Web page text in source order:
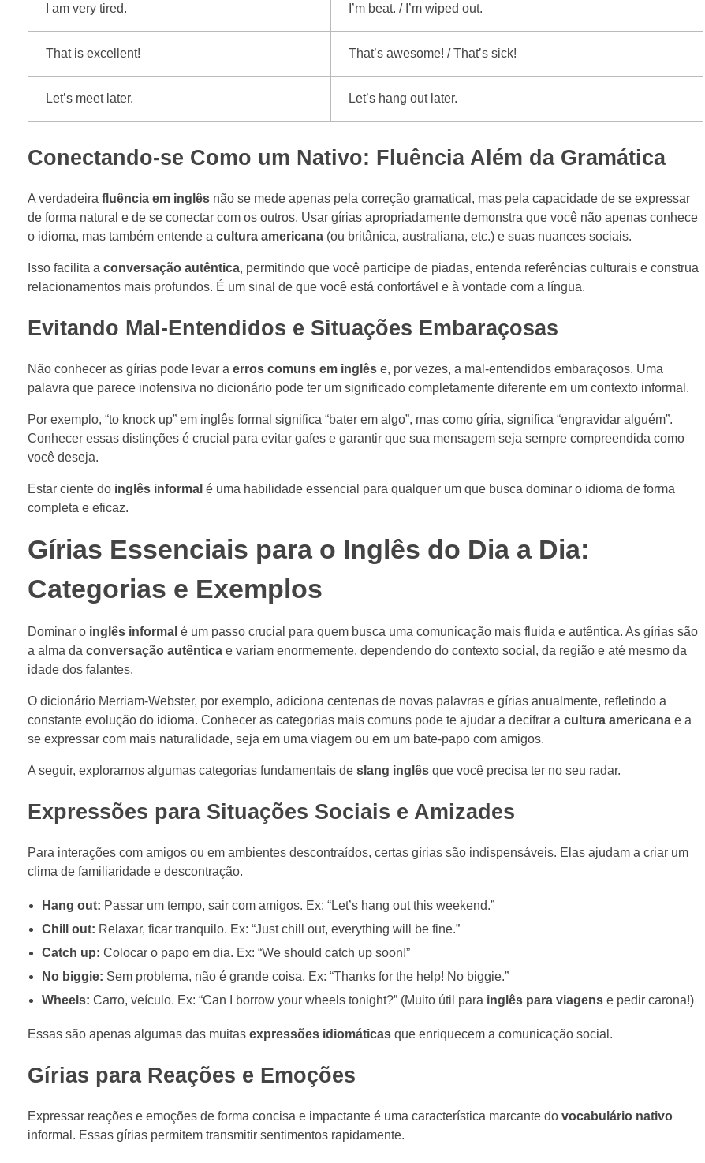
I am very tired. I’m beat. / I’m wiped out.
That is excellent! That’s awesome! / That’s sick!
Let’s meet later. Let’s hang out later.
Conectando-se Como um Nativo: Fluência Além da Gramática
A verdadeira fluência em inglês não se mede apenas pela correção gramatical, mas pela capacidade de se expressar
de forma natural e de se conectar com os outros. Usar gírias apropriadamente demonstra que você não apenas conhece
o idioma, mas também entende a cultura americana (ou britânica, australiana, etc.) e suas nuances sociais.
Isso facilita a conversação autêntica, permitindo que você participe de piadas, entenda referências culturais e construa
relacionamentos mais profundos. É um sinal de que você está confortável e à vontade com a língua.
Evitando Mal-Entendidos e Situações Embaraçosas
Não conhecer as gírias pode levar a erros comuns em inglês e, por vezes, a mal-entendidos embaraçosos. Uma
palavra que parece inofensiva no dicionário pode ter um significado completamente diferente em um contexto informal.
Por exemplo, “to knock up” em inglês formal significa “bater em algo”, mas como gíria, significa “engravidar alguém”.
Conhecer essas distinções é crucial para evitar gafes e garantir que sua mensagem seja sempre compreendida como
você deseja.
Estar ciente do inglês informal é uma habilidade essencial para qualquer um que busca dominar o idioma de forma
completa e eficaz.
Gírias Essenciais para o Inglês do Dia a Dia:
Categorias e Exemplos
Dominar o inglês informal é um passo crucial para quem busca uma comunicação mais fluida e autêntica. As gírias são
a alma da conversação autêntica e variam enormemente, dependendo do contexto social, da região e até mesmo da
idade dos falantes.
O dicionário Merriam-Webster, por exemplo, adiciona centenas de novas palavras e gírias anualmente, refletindo a
constante evolução do idioma. Conhecer as categorias mais comuns pode te ajudar a decifrar a cultura americana e a
se expressar com mais naturalidade, seja em uma viagem ou em um bate-papo com amigos.
A seguir, exploramos algumas categorias fundamentais de slang inglês que você precisa ter no seu radar.
Expressões para Situações Sociais e Amizades
Para interações com amigos ou em ambientes descontraídos, certas gírias são indispensáveis. Elas ajudam a criar um
clima de familiaridade e descontração.
Hang out: Passar um tempo, sair com amigos. Ex: “Let’s hang out this weekend.”
Chill out: Relaxar, ficar tranquilo. Ex: “Just chill out, everything will be fine.”
Catch up: Colocar o papo em dia. Ex: “We should catch up soon!”
No biggie: Sem problema, não é grande coisa. Ex: “Thanks for the help! No biggie.”
Wheels: Carro, veículo. Ex: “Can I borrow your wheels tonight?” (Muito útil para inglês para viagense pedir carona!)
Essas são apenas algumas das muitas expressões idiomáticas que enriquecem a comunicação social.
Gírias para Reações e Emoções
Expressar reações e emoções de forma concisa e impactante é uma característica marcante do vocabulário nativo
informal. Essas gírias permitem transmitir sentimentos rapidamente.